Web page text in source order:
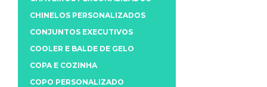
CHINELOS PERSONALIZADOS
CONJUNTOS EXECUTIVOS
COOLER E BALDE DE GELO
COPA E COZINHA
COPO PERSONALIZADO